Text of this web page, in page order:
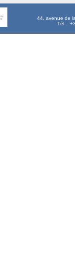
44, avenue de
Tél. :